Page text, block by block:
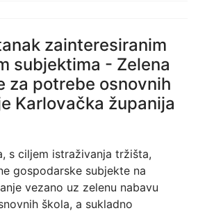
zainteresiranim
subjektima - Zelena
za potrebe osnovnih
Karlovačka županija
s ciljem istraživanja tržišta,
gospodarske subjekte na
vezano uz zelenu nabavu
škola, a sukladno